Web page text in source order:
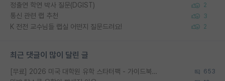
정출연 학연 박사 질문(DGIST) 2
통신 관련 랩 추천 3
K 전전 교수님들 랩실 어떤지 질문드려요! 2
최근 댓글이 많이 달린 글
[무료] 2026 미국 대학원 유학 스타터팩 - 가이드북 & 합격자 컨택메일 템플릿 653